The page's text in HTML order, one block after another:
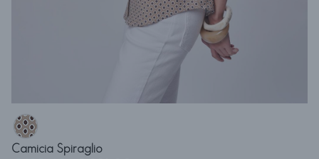
Camicia Spiraglio